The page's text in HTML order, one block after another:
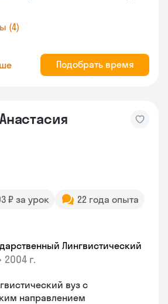
(4)
Подобрать время
Анастасия
₽ за урок
22 года опыта
Лингвистический
2004 г.
вуз с
направлением